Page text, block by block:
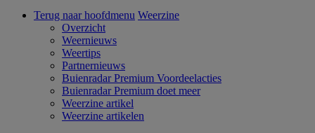
Terug naar hoofdmenu Weerzine
Overzicht
Weernieuws
Weertips
Partnernieuws
Buienradar Premium Voordeelacties
Buienradar Premium doet meer
Weerzine artikel
Weerzine artikelen